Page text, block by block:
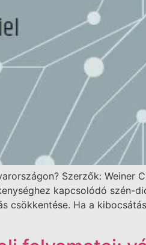
Szerzők: Weiner
kapcsolódó szén-
Ha a